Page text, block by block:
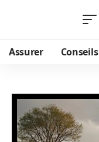
Assurer Conseils